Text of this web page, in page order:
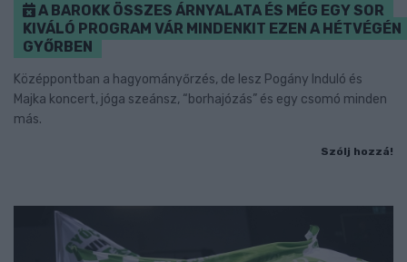
A BAROKK ÖSSZES ÁRNYALATA ÉS MÉG EGY SOR
KIVÁLÓ PROGRAM VÁR MINDENKIT EZEN A HÉTVÉGÉN
GYŐRBEN
Középpontban a hagyományőrzés, de lesz Pogány Induló és
Majka koncert, jóga szeánsz, “borhajózás” és egy csomó minden
más.
Szólj hozzá!